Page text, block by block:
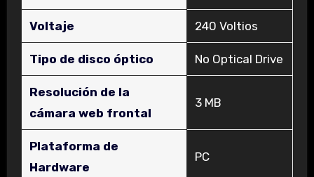
Voltaje ‎240 Voltios
Tipo de disco óptico ‎No Optical Drive
Resolución de la
cámara web frontal
‎3 MB
Plataforma de
Hardware
‎PC